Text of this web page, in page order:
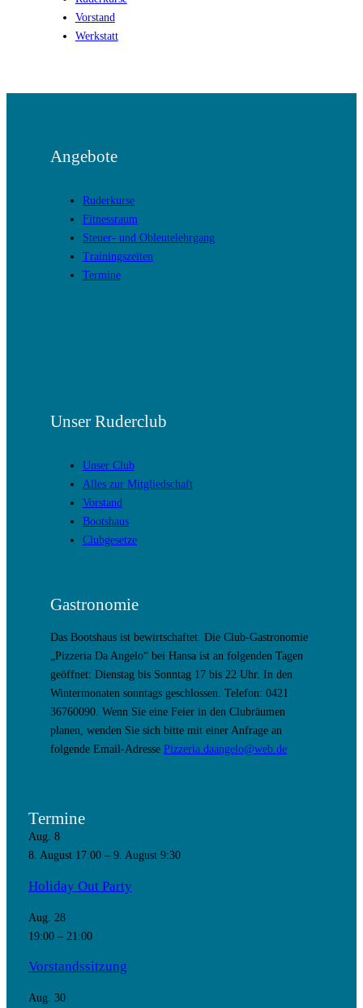
Vorstand
Werkstatt
Angebote
Ruderkurse
Fitnessraum
Steuer- und Obleutelehrgang
Trainingszeiten
Termine
Unser Ruderclub
Unser Club
Alles zur Mitgliedschaft
Vorstand
Bootshaus
Clubgesetze
Gastronomie
Das Bootshaus ist bewirtschaftet. Die Club-Gastronomie
„Pizzeria Da Angelo“ bei Hansa ist an folgenden Tagen
geöffnet: Dienstag bis Sonntag 17 bis 22 Uhr. In den
Wintermonaten sonntags geschlossen. Telefon: 0421
36760090. Wenn Sie eine Feier in den Clubräumen
planen, wenden Sie sich bitte mit einer Anfrage an
folgende Email-Adresse Pizzeria.daangelo@web.de
Termine
Aug. 8
8. August 17:00– 9. August 9:30
Holiday Out Party
Aug. 28
19:00– 21:00
Vorstandssitzung
Aug. 30